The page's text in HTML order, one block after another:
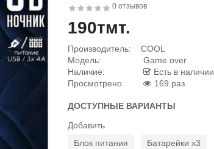
0 отзывов
190тмт.
Производитель:
COOL
Модель:
Game over
Наличие:
Есть в наличии
Просмотрено
169 раз
ДОСТУПНЫЕ ВАРИАНТЫ
Добавить
Блок питания Батарейки x3